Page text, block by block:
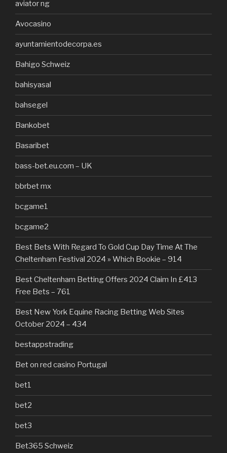
aviator ng
Avocasino
ayuntamientodecorpa.es
Bahigo Schweiz
bahisyasal
bahsegel
Bankobet
Basaribet
bass-bet.eu.com – UK
bbrbet mx
bcgame1
bcgame2
Best Bets With Regard To Gold Cup Day Time At The
Cheltenham Festival 2024 » Which Bookie – 914
Best Cheltenham Betting Offers 2024 Claim In £413
Free Bets – 761
Best New York Equine Racing Betting Web Sites
October 2024 – 434
bestappstrading
Bet on red casino Portugal
bet1
bet2
bet3
Bet365 Schweiz